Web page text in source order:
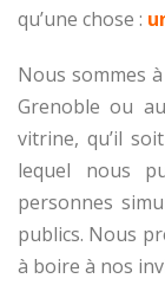
qu’une chose :
Nous sommes
Grenoble ou
vitrine, qu’il
lequel nous
personnes
publics. Nous
à boire à nos